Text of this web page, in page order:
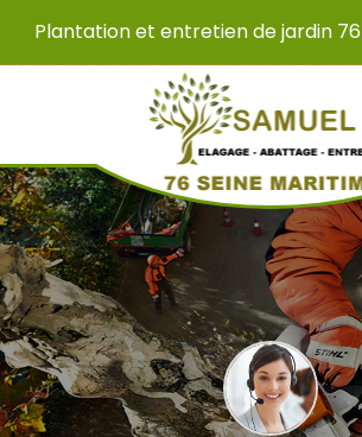
Plantation et entretien de jardin 76